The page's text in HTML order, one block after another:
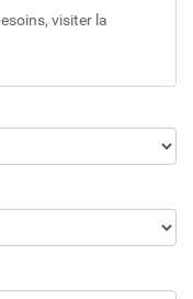
visiter la